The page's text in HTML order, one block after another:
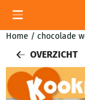
Cookievoorkeuren
Home / chocolade
OVERZICHT